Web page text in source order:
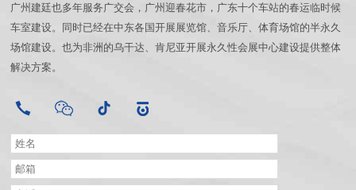
广州建廷也多年服务广交会，广州迎春花市，广东十个车站的春运临时候
车室建设。同时已经在中东各国开展展览馆、音乐厅、体育场馆的半永久
场馆建设。也为非洲的乌干达、肯尼亚开展永久性会展中心建设提供整体
解决方案。